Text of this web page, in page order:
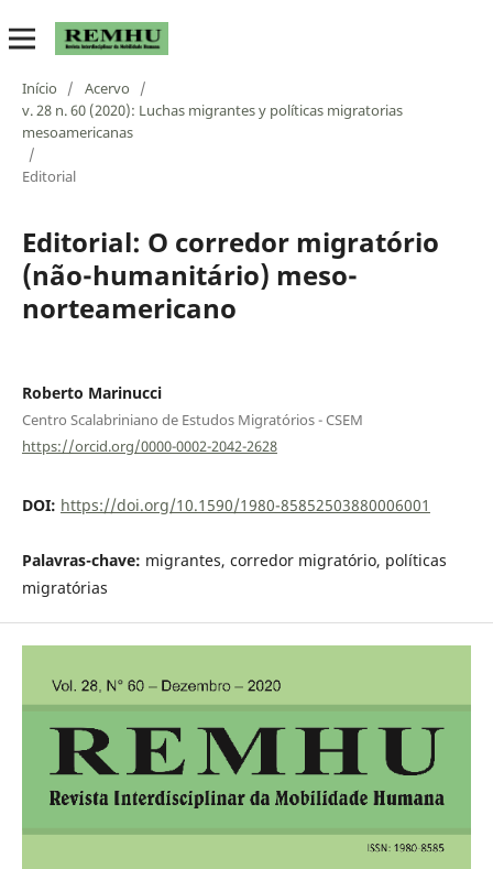
Início / Acervo
/
v. 28 n. 60 (2020): Luchas migrantes y políticas migratorias
mesoamericanas
/
Editorial
Editorial: O corredor migratório
(não-humanitário) meso-
norteamericano
Roberto Marinucci
Centro Scalabriniano de Estudos Migratórios - CSEM
https://orcid.org/0000-0002-2042-2628
DOI: https://doi.org/10.1590/1980-85852503880006001
Palavras-chave: migrantes, corredor migratório, políticas
migratórias